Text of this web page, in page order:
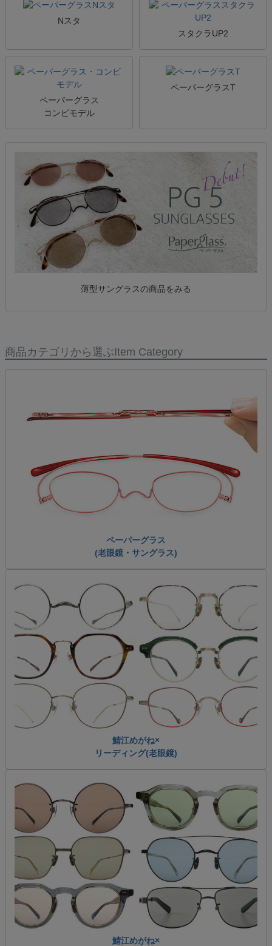
Nスタ
スタクラUP2
ペーパーグラス
コンビモデル
ペーパーグラスT
薄型サングラスの商品をみる
商品カテゴリから選ぶItem Category
ペーパーグラス
(老眼鏡・サングラス)
鯖江めがね×
リーディング(老眼鏡)
鯖江めがね×